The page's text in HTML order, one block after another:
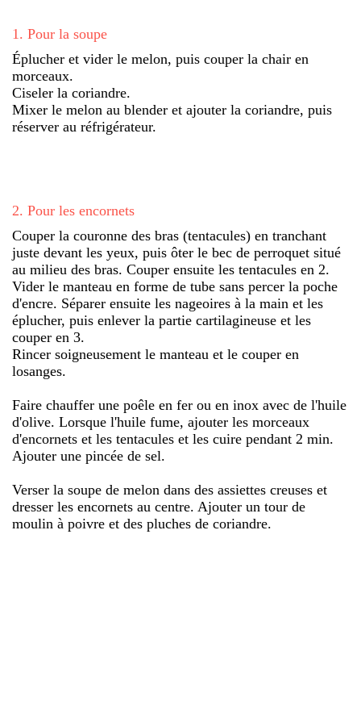
1 . Pour la soupe
Éplucher et vider le melon, puis couper la chair en
morceaux.
Ciseler la coriandre.
Mixer le melon au blender et ajouter la coriandre, puis
réserver au réfrigérateur.
2. Pour les encornets
Couper la couronne des bras (tentacules) en tranchant
juste devant les yeux, puis ôter le bec de perroquet situé
au milieu des bras. Couper ensuite les tentacules en 2.
Vider le manteau en forme de tube sans percer la poche
d'encre. Séparer ensuite les nageoires à la main et les
éplucher, puis enlever la partie cartilagineuse et les
couper en 3.
Rincer soigneusement le manteau et le couper en
losanges.
Faire chauffer une poêle en fer ou en inox avec de l'huile
d'olive. Lorsque l'huile fume, ajouter les morceaux
d'encornets et les tentacules et les cuire pendant 2 min.
Ajouter une pincée de sel.
Verser la soupe de melon dans des assiettes creuses et
dresser les encornets au centre. Ajouter un tour de
moulin à poivre et des pluches de coriandre.